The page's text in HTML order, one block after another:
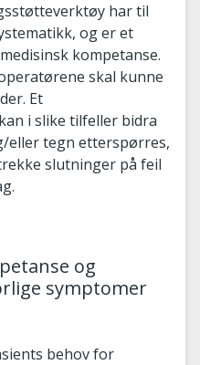
har til
og er et
kompetanse.
skal kunne
Et
i slike tilfeller bidra
eller tegn etterspørres,
slutninger på feil
og
symptomer
behov for